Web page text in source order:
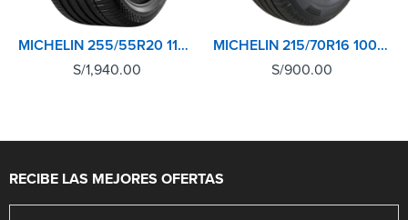
MICHELIN 255/55R20 110Y XL TL PILOT SPORT 4 SUV
S/1,940.00
MICHELIN 215/70R16 100H XL TL PRIMACY SUV+
S/900.00
RECIBE LAS MEJORES OFERTAS